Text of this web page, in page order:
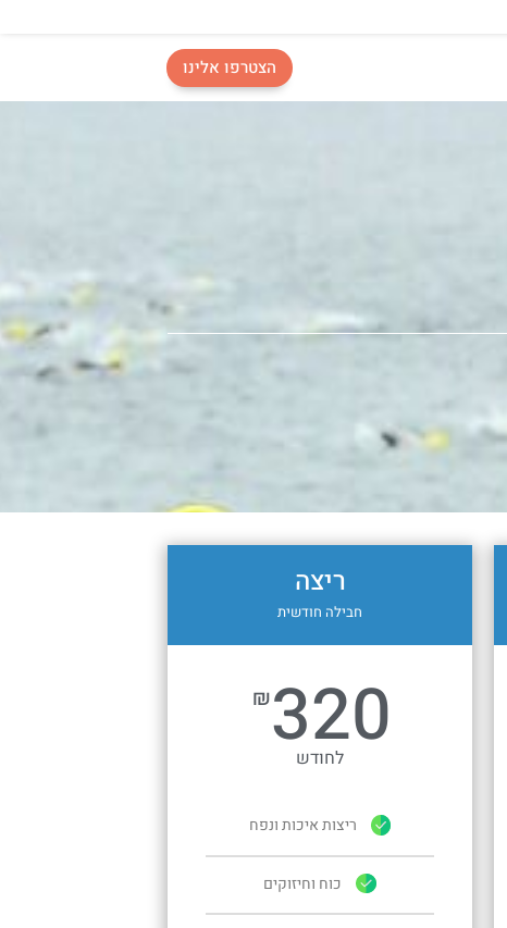
הצטרפו אלינו
ריצה
חבילה חודשית
₪320
לחודש
ריצות איכות ונפח
כוח וחיזוקים